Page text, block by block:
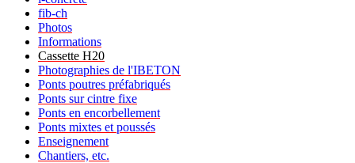
fib-ch
Photos
Informations
Cassette H20
Photographies de l'IBETON
Ponts poutres préfabriqués
Ponts sur cintre fixe
Ponts en encorbellement
Ponts mixtes et poussés
Enseignement
Chantiers, etc.